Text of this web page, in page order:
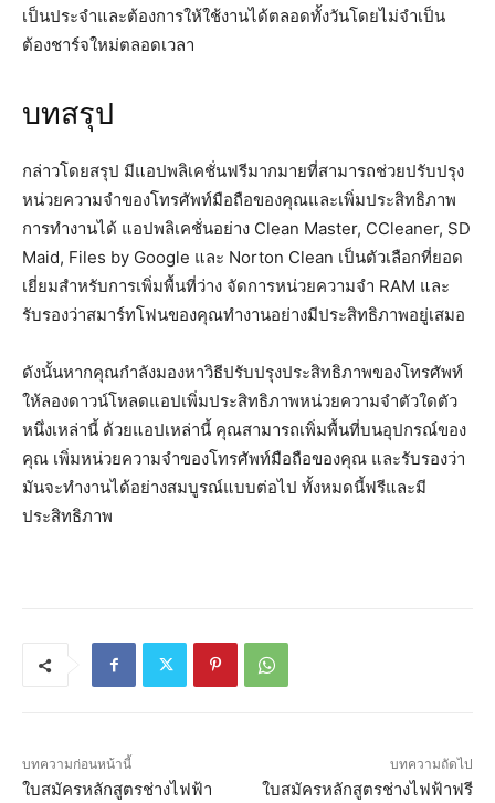
เป็นประจำและต้องการให้ใช้งานได้ตลอดทั้งวันโดยไม่จำเป็น
ต้องชาร์จใหม่ตลอดเวลา
บทสรุป
กล่าวโดยสรุป มีแอปพลิเคชั่นฟรีมากมายที่สามารถช่วยปรับปรุง
หน่วยความจำของโทรศัพท์มือถือของคุณและเพิ่มประสิทธิภาพ
การทำงานได้ แอปพลิเคชั่นอย่าง Clean Master, CCleaner, SD
Maid, Files by Google และ Norton Clean เป็นตัวเลือกที่ยอด
เยี่ยมสำหรับการเพิ่มพื้นที่ว่าง จัดการหน่วยความจำ RAM และ
รับรองว่าสมาร์ทโฟนของคุณทำงานอย่างมีประสิทธิภาพอยู่เสมอ
ดังนั้นหากคุณกำลังมองหาวิธีปรับปรุงประสิทธิภาพของโทรศัพท์
ให้ลองดาวน์โหลดแอปเพิ่มประสิทธิภาพหน่วยความจำตัวใดตัว
หนึ่งเหล่านี้ ด้วยแอปเหล่านี้ คุณสามารถเพิ่มพื้นที่บนอุปกรณ์ของ
คุณ เพิ่มหน่วยความจำของโทรศัพท์มือถือของคุณ และรับรองว่า
มันจะทำงานได้อย่างสมบูรณ์แบบต่อไป ทั้งหมดนี้ฟรีและมี
ประสิทธิภาพ
บทความก่อนหน้านี้
ใบสมัครหลักสูตรช่างไฟฟ้า
บทความถัดไป
ใบสมัครหลักสูตรช่างไฟฟ้าฟรี